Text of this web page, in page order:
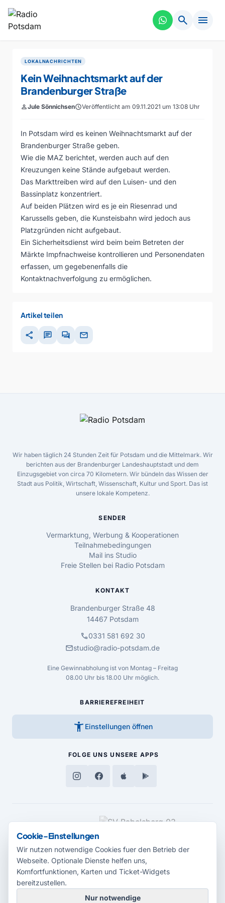
search menu
LOKALNACHRICHTEN
Kein Weihnachtsmarkt auf der
Brandenburger Straße
personJule SönnichsenscheduleVeröffentlicht am 09.11.2021 um 13:08 Uhr
In Potsdam wird es keinen Weihnachtsmarkt auf der
Brandenburger Straße geben.
Wie die MAZ berichtet, werden auch auf den
Kreuzungen keine Stände aufgebaut werden.
Das Markttreiben wird auf den Luisen- und den
Bassinplatz konzentriert.
Auf beiden Plätzen wird es je ein Riesenrad und
Karussells geben, die Kunsteisbahn wird jedoch aus
Platzgründen nicht aufgebaut.
Ein Sicherheitsdienst wird beim beim Betreten der
Märkte Impfnachweise kontrollieren und Personendaten
erfassen, um gegebenenfalls die
Kontaktnachverfolgung zu ermöglichen.
Artikel teilen
share chat forum mail
Wir haben täglich 24 Stunden Zeit für Potsdam und die Mittelmark. Wir
berichten aus der Brandenburger Landeshauptstadt und dem
Einzugsgebiet von circa 70 Kilometern. Wir bündeln das Wissen der
Stadt aus Politik, Wirtschaft, Wissenschaft, Kultur und Sport. Das ist
unsere lokale Kompetenz.
SENDER
Vermarktung, Werbung & Kooperationen
Teilnahmebedingungen
Mail ins Studio
Freie Stellen bei Radio Potsdam
KONTAKT
Brandenburger Straße 48
14467 Potsdam
call0331 581 692 30
mailstudio@radio-potsdam.de
Eine Gewinnabholung ist von Montag – Freitag
08.00 Uhr bis 18.00 Uhr möglich.
BARRIEREFREIHEIT
accessibility_new Einstellungen öffnen
FOLGE UNS UNSERE APPS
MEDIENPARTNER
Cookie-Einstellungen
Wir nutzen notwendige Cookies fuer den Betrieb der
Webseite. Optionale Dienste helfen uns,
Komfortfunktionen, Karten und Ticket-Widgets
bereitzustellen.
Nur notwendige